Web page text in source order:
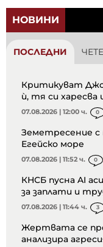
НОВИНИ
ПОСЛЕДНИ
Критикуват
ѝ, тя си харесва
07.08.2026 | 12:00 ч. 0
Земетресение с
Егейско море
07.08.2026 | 11:52 ч. 0
КНСБ пусна AI
за заплати и
07.08.2026 | 11:44 ч. 3
Жертвата се
анализира